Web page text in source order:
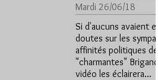
Mardi 26/06/18
Si d'aucuns avaient
doutes sur les
affinités politiques des
"charmantes"
vidéo les éclairera...